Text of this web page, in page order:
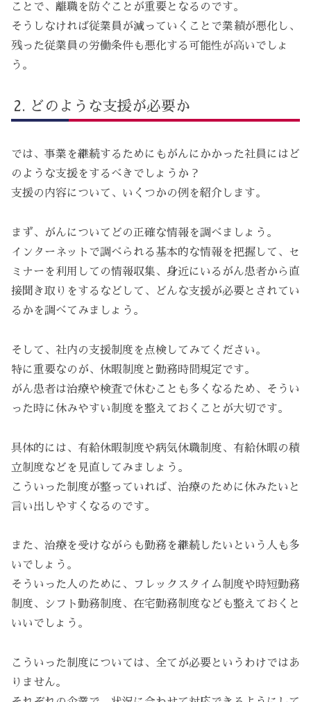
ことで、離職を防ぐことが重要となるのです。
そうしなければ従業員が減っていくことで業績が悪化し、
残った従業員の労働条件も悪化する可能性が高いでしょ
う。
どのような支援が必要か
では、事業を継続するためにもがんにかかった社員にはど
のような支援をするべきでしょうか？
支援の内容について、いくつかの例を紹介します。
まず、がんについてどの正確な情報を調べましょう。
インターネットで調べられる基本的な情報を把握して、セ
ミナーを利用しての情報収集、身近にいるがん患者から直
接聞き取りをするなどして、どんな支援が必要とされてい
るかを調べてみましょう。
そして、社内の支援制度を点検してみてください。
特に重要なのが、休暇制度と勤務時間規定です。
がん患者は治療や検査で休むことも多くなるため、そうい
った時に休みやすい制度を整えておくことが大切です。
具体的には、有給休暇制度や病気休職制度、有給休暇の積
立制度などを見直してみましょう。
こういった制度が整っていれば、治療のために休みたいと
言い出しやすくなるのです。
また、治療を受けながらも勤務を継続したいという人も多
いでしょう。
そういった人のために、フレックスタイム制度や時短勤務
制度、シフト勤務制度、在宅勤務制度なども整えておくと
いいでしょう。
こういった制度については、全てが必要というわけではあ
りません。